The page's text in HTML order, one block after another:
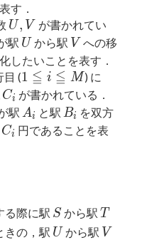
す．
U,
V
U , V が書かれてい
駅 U
U から駅 V
V への移
したいことを表す．
目 (1
\leqq
\leqq
1 ≦ i ≦ M) に
C_i
Ci が書かれている．
駅 A_i
Ai と駅 B_i
Bi を双方
C_i
Ci 円であることを表
る際に駅 S
S から駅T
T
きの，駅 U
U から駅 V
V